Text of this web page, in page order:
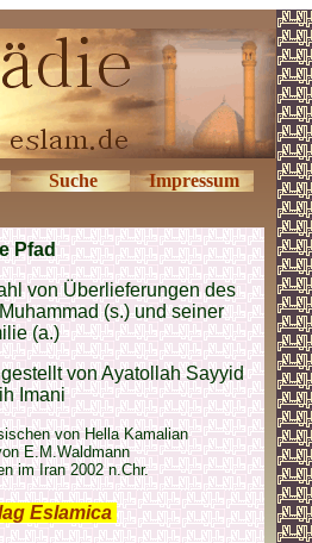
Suche Impressum
Pfad
von Überlieferungen des
(s.) und seiner
(a.)
von Ayatollah Sayyid
Imani
von Hella Kamalian
E.M.Waldmann
im Iran 2002 n.Chr.
Eslamica